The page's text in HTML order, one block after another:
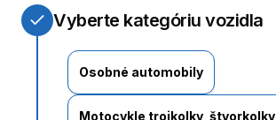
Vyberte kategóriu vozidla
Osobné automobily
Motocykle trojkolky, štvorkolky